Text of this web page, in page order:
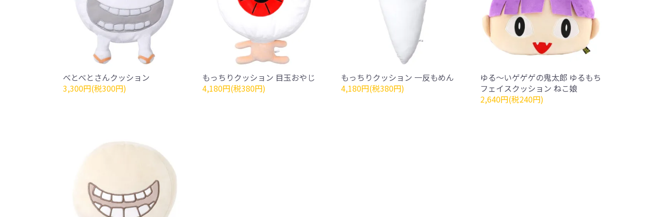
べとべとさんクッション
3,300円(税300円)
もっちりクッション 目玉おやじ
4,180円(税380円)
もっちりクッション 一反もめん
4,180円(税380円)
ゆる～いゲゲゲの鬼太郎 ゆるもち
フェイスクッション ねこ娘
2,640円(税240円)